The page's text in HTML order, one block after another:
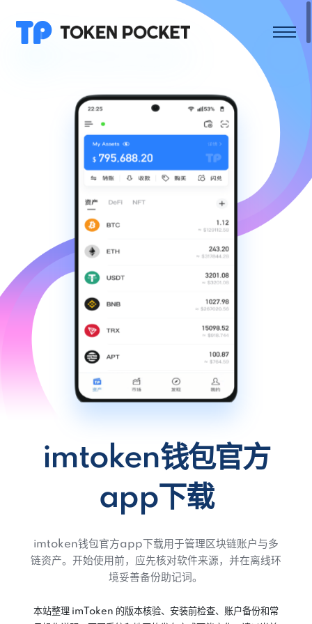
imtoken钱包官方
app下载
imtoken钱包官方app下载用于管理区块链账户与多
链资产。开始使用前，应先核对软件来源，并在离线环
境妥善备份助记词。
本站整理 imToken 的版本核验、安装前检查、账户备份和常